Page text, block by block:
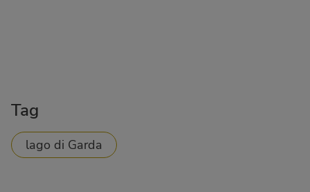
Tag
lago di Garda